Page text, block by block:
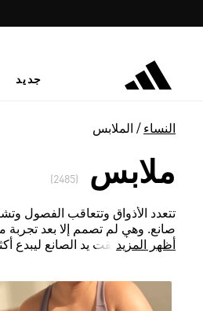
جديد
النساء الملابس
ملابس (2485)
تتعدد الأذواق وتتعاقب الفصول
صانع. وهي لم تصمم إلا بعد
المعتمدة أطلقت يد الصانع ليبدع
أظهر المزيد